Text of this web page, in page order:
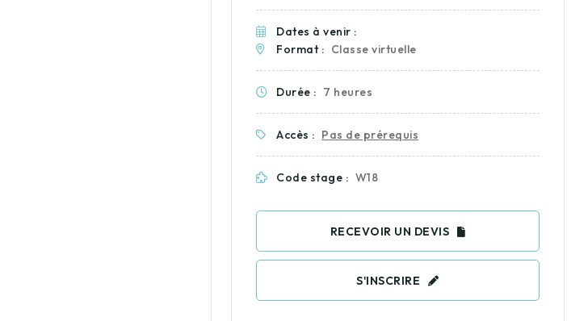
Dates à venir :
Format : Classe virtuelle
Durée : 7 heures
Accès : Pas de prérequis
Code stage : W18
RECEVOIR UN DEVIS
S'INSCRIRE